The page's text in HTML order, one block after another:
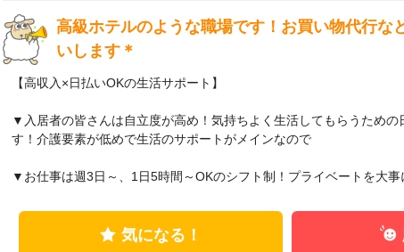
高級ホテルのような職場です！お買い物代行な
いします＊
【高収入×日払いOKの生活サポート】
▼入居者の皆さんは自立度が高め！気持ちよく生活してもらうための
す！介護要素が低めで生活のサポートがメインなので
▼お仕事は週3日～、1日5時間～OKのシフト制！プライベートを大事
気になる！